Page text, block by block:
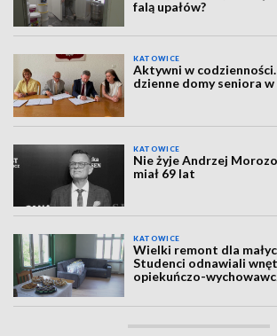
falą upałów?
KATOWICE
Aktywni w codzienności.
dzienne domy seniora
KATOWICE
Nie żyje Andrzej
miał 69 lat
KATOWICE
Wielki remont dla
Studenci odnawiali
opiekuńczo-